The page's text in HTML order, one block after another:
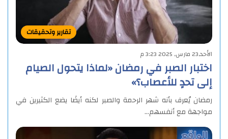
تقارير وتحقيقات
الأحد,23 مارس, 2025 3:23 م
اختبار الصبر في رمضان «لماذا يتحول الصيام
إلى تحدٍ للأعصاب؟»
رمضان يُعرف بأنه شهر الرحمة والصبر لكنه أيضًا يضع الكثيرين في
مواجهة مع أنفسهم…